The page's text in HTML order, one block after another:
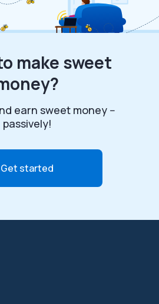
make sweet
earn sweet money --
passively!
Get started